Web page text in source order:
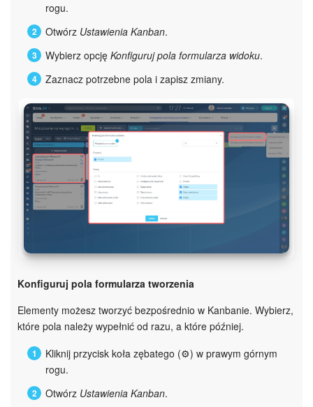
rogu.
Otwórz Ustawienia Kanban.
Wybierz opcję Konfiguruj pola formularza widoku.
Zaznacz potrzebne pola i zapisz zmiany.
Konfiguruj pola formularza tworzenia
Elementy możesz tworzyć bezpośrednio w Kanbanie. Wybierz,
które pola należy wypełnić od razu, a które później.
Kliknij przycisk koła zębatego (⚙️) w prawym górnym
rogu.
Otwórz Ustawienia Kanban.